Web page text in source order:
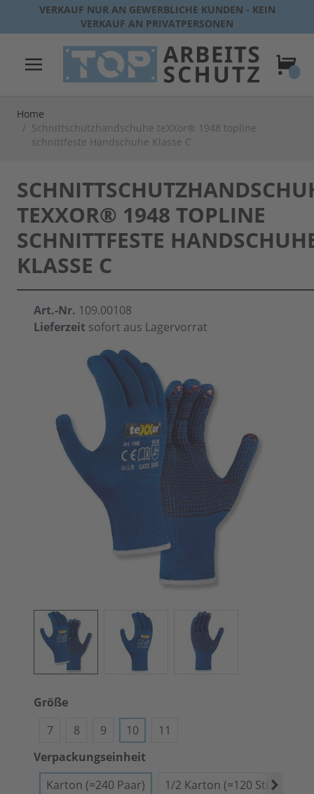
Direkt zum Inhalt
VERKAUF NUR AN GEWERBLICHE KUNDEN - KEIN
VERKAUF AN PRIVATPERSONEN
Home
/ Schnittschutzhandschuhe teXXor® 1948 topline
schnittfeste Handschuhe Klasse C
TEXXOR® 1948 TOPLINE
SCHNITTFESTE
KLASSE C
Art.-Nr. 109.00108
Lieferzeit sofort aus Lagervorrat
Größe
7
8 9 10
11
Verpackungseinheit
Karton (=240 Paar)
1/2 Karton (=120 Stück)